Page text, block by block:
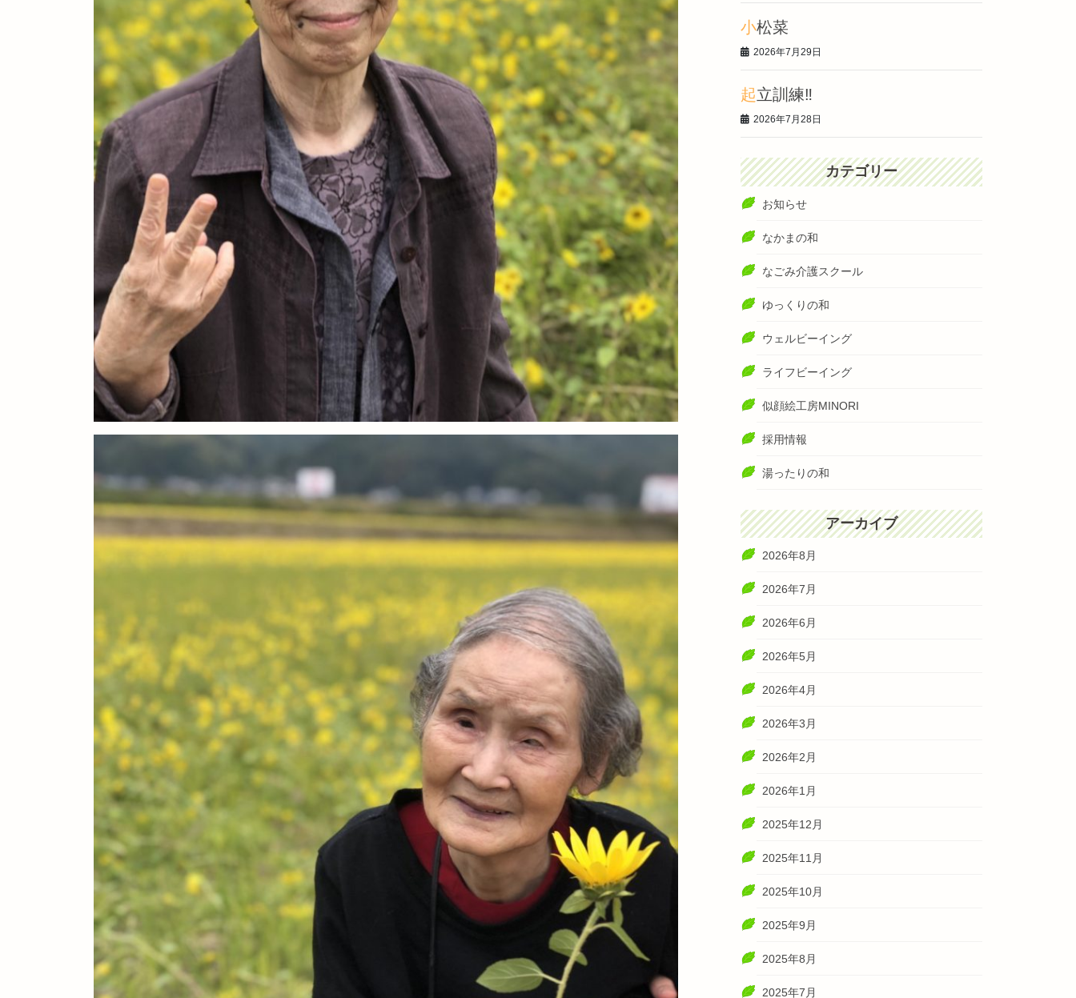
小松菜
2026年7月29日
起立訓練‼️
2026年7月28日
カテゴリー
お知らせ
なかまの和
なごみ介護スクール
ゆっくりの和
ウェルビーイング
ライフビーイング
似顔絵工房MINORI
採用情報
湯ったりの和
アーカイブ
2026年8月
2026年7月
2026年6月
2026年5月
2026年4月
2026年3月
2026年2月
2026年1月
2025年12月
2025年11月
2025年10月
2025年9月
2025年8月
2025年7月